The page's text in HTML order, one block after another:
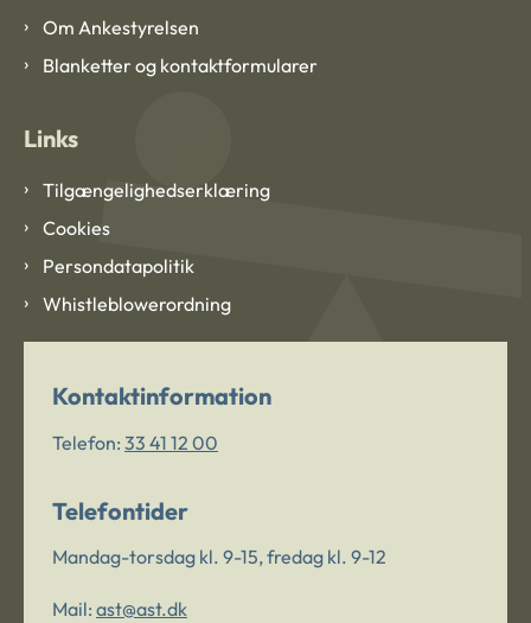
Om Ankestyrelsen
Blanketter og kontaktformularer
Links
Tilgængelighedserklæring
Cookies
Persondatapolitik
Whistleblowerordning
Kontaktinformation
Telefon: 33 41 12 00
Telefontider
Mandag-torsdag kl. 9-15, fredag kl. 9-12
Mail: ast@ast.dk